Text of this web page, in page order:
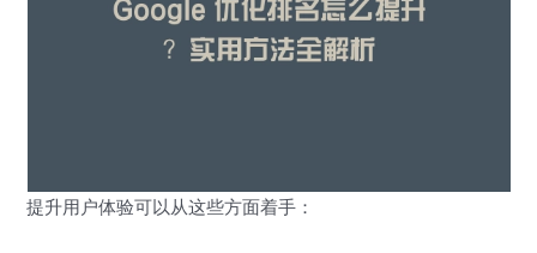
提升用户体验可以从这些方面着手：